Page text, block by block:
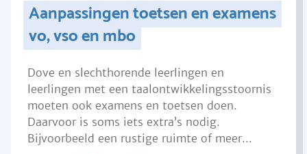
Aanpassingen toetsen en examens
vo, vso en mbo
Dove en slechthorende leerlingen en
leerlingen met een taalontwikkelingsstoornis
moeten ook examens en toetsen doen.
Daarvoor is soms iets extra’s nodig.
Bijvoorbeeld een rustige ruimte of meer...